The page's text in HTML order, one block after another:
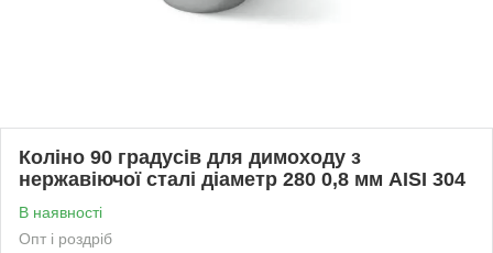
Коліно 90 градусів для димоходу з
нержавіючої сталі діаметр 280 0,8 мм AISI 304
В наявності
Опт і роздріб